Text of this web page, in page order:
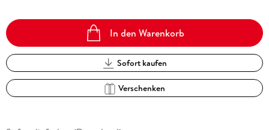
In den Warenkorb
Sofort kaufen
Verschenken